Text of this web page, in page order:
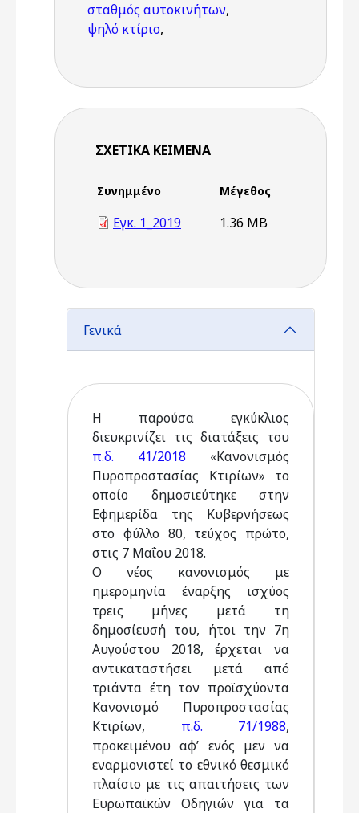
σταθμός αυτοκινήτων,
ψηλό κτίριο,
ΣΧΕΤΙΚΆ ΚΕΊΜΕΝΑ
Συνημμένο Μέγεθος
Εγκ. 1_2019 1.36 MB
Γενικά
Η παρούσα εγκύκλιος
διευκρινίζει τις διατάξεις του
π.δ. 41/2018 «Κανονισμός
Πυροπροστασίας Κτιρίων» το
οποίο δημοσιεύτηκε στην
Εφημερίδα της Κυβερνήσεως
στο φύλλο 80, τεύχος πρώτο,
στις 7 Μαΐου 2018.
Ο νέος κανονισμός με
ημερομηνία έναρξης ισχύος
τρεις μήνες μετά τη
δημοσίευσή του, ήτοι την 7η
Αυγούστου 2018, έρχεται να
αντικαταστήσει μετά από
τριάντα έτη τον προϊσχύοντα
Κανονισμό Πυροπροστασίας
Κτιρίων, π.δ. 71/1988,
προκειμένου αφ’ ενός μεν να
εναρμονιστεί το εθνικό θεσμικό
πλαίσιο με τις απαιτήσεις των
Ευρωπαϊκών Οδηγιών για τα